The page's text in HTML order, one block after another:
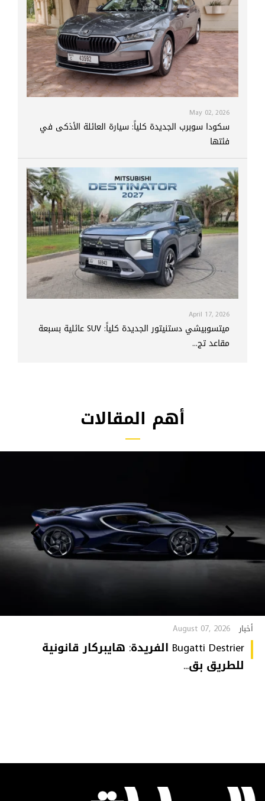
May 02, 2026
سكودا سوبرب الجديدة كلياً: سيارة العائلة الأذكى في
فئتها
April 17, 2026
ميتسوبيشي دستنيتور الجديدة كلياً: SUV عائلية بسبعة
مقاعد تج...
أهم المقالات
أخبار August 07, 2026
Bugatti Destrier الفريدة: هايبركار قانونية
للطريق بق...